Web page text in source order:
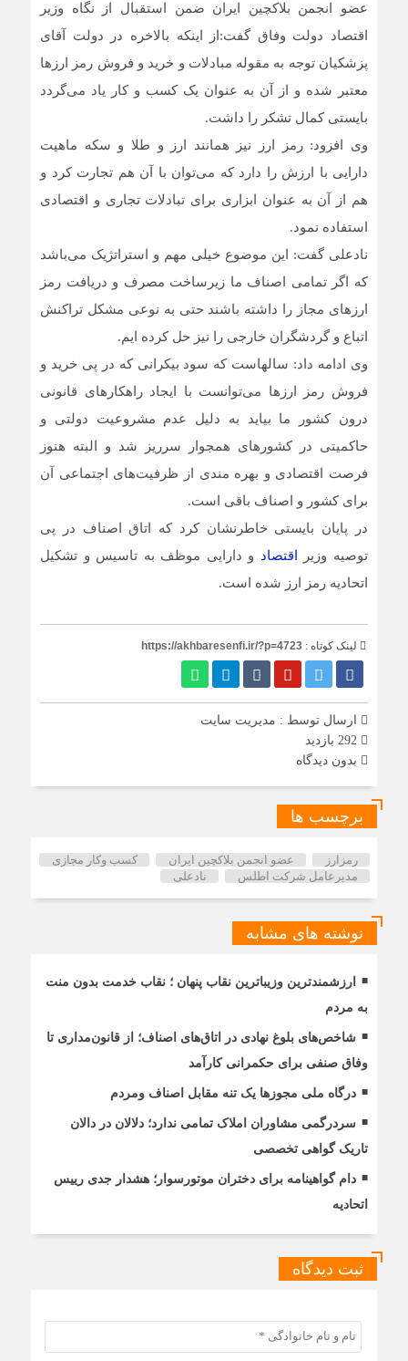
عضو انجمن بلاکچین ایران ضمن استقبال از نگاه وزیر
اقتصاد دولت وفاق گفت:از اینکه بالاخره در دولت آقای
پزشکیان توجه به مقوله مبادلات و خرید و فروش رمز ارزها
معتبر شده و از آن به عنوان یک کسب و کار یاد می‌گردد
بایستی کمال تشکر را داشت.
وی افزود: رمز ارز نیز همانند ارز و طلا و سکه ماهیت
دارایی با ارزش را دارد که می‌توان با آن هم تجارت کرد و
هم از آن به عنوان ابزاری برای تبادلات تجاری و اقتصادی
استفاده نمود.
نادعلی گفت: این موضوع خیلی مهم و استراتژیک می‌باشد
که اگر تمامی اصناف ما زیرساخت مصرف و دریافت رمز
ارزهای مجاز را داشته باشند حتی به نوعی مشکل تراکنش
اتباع و گردشگران خارجی را نیز حل کرده ایم.
وی ادامه داد: سالهاست که سود بیکرانی که در پی خرید و
فروش رمز ارزها می‌توانست با ایجاد راهکارهای قانونی
درون کشور ما بیاید به دلیل عدم مشروعیت دولتی و
حاکمیتی در کشورهای همجوار سرریز شد و البته هنوز
فرصت اقتصادی و بهره مندی از ظرفیت‌های اجتماعی آن
برای کشور و اصناف باقی است.
در پایان بایستی خاطرنشان کرد که اتاق اصناف در پی
توصیه وزیر
اقتصاد و دارایی موظف به تاسیس و تشکیل
اتحادیه رمز ارز شده است.
لینک کوتاه : https://akhbaresenfi.ir/?p=4723
ارسال توسط : مدیریت سایت
بدون دیدگاه
برچسب ها
رمزارز عضو انجمن بلاکچین ایران
کسب وکار مجازی
مدیرعامل شرکت اطلس
نادعلی
نوشته های مشابه
ارزشمندترین وزیباترین نقاب پنهان ؛ نقاب خدمت بدون منت
به مردم
شاخص‌های بلوغ نهادی در اتاق‌های اصناف؛ از قانون‌مداری تا
وفاق صنفی برای حکمرانی کارآمد
درگاه ملی مجوزها یک تنه مقابل اصناف ومردم
سردرگمی مشاوران املاک تمامی ندارد؛ دلالان در دالان
تاریک گواهی تخصصی
دام گواهینامه برای دختران موتورسوار؛ هشدار جدی رییس
اتحادیه
ثبت دیدگاه